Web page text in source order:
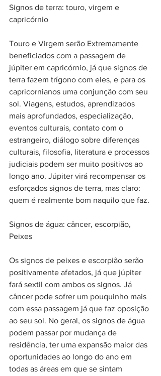
Signos de terra: touro, virgem e
capricórnio
Touro e Virgem serão Extremamente
beneficiados com a passagem de
júpiter em capricórnio, já que signos de
terra fazem trígono com eles, e para os
capricornianos uma conjunção com seu
sol. Viagens, estudos, aprendizados
mais aprofundados, especialização,
eventos culturais, contato com o
estrangeiro, diálogo sobre diferenças
culturais, filosofia, literatura e processos
judiciais podem ser muito positivos ao
longo ano. Júpiter virá recompensar os
esforçados signos de terra, mas claro:
quem é realmente bom naquilo que faz.
Signos de água: câncer, escorpião,
Peixes
Os signos de peixes e escorpião serão
positivamente afetados, já que júpiter
fará sextil com ambos os signos. Já
câncer pode sofrer um pouquinho mais
com essa passagem já que faz oposição
ao seu sol. No geral, os signos de água
podem passar por mudança de
residência, ter uma expansão maior das
oportunidades ao longo do ano em
todas as áreas em que se sintam